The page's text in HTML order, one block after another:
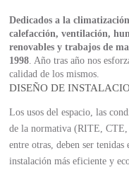
Dedicados a la
calefacción, ventilación,
renovables y trabajos de
1998. Año tras año nos
calidad de los mismos.
DISEÑO DE
Los usos del espacio, las
de la normativa (RITE, CTE,
entre otras, deben ser
instalación más eficiente y